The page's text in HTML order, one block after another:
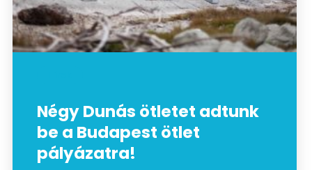
Négy Dunás ötletet adtunk
be a Budapest ötlet
pályázatra!